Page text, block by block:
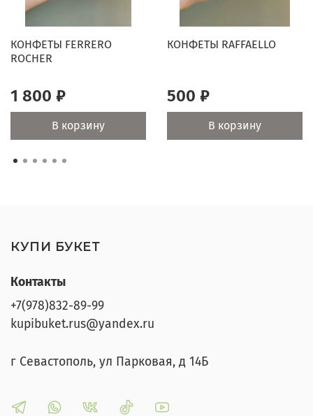
КОНФЕТЫ FERRERO
ROCHER
1 800 ₽
В корзину
КОНФЕТЫ RAFFAELLO
500 ₽
В корзину
КУПИ БУКЕТ
Контакты
+7(978)832-89-99
kupibuket.rus@yandex.ru
г Севастополь, ул Парковая, д 14Б